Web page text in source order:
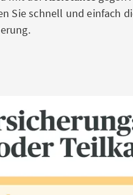
Sie schnell und einfach